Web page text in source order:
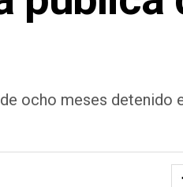
ocho meses detenido